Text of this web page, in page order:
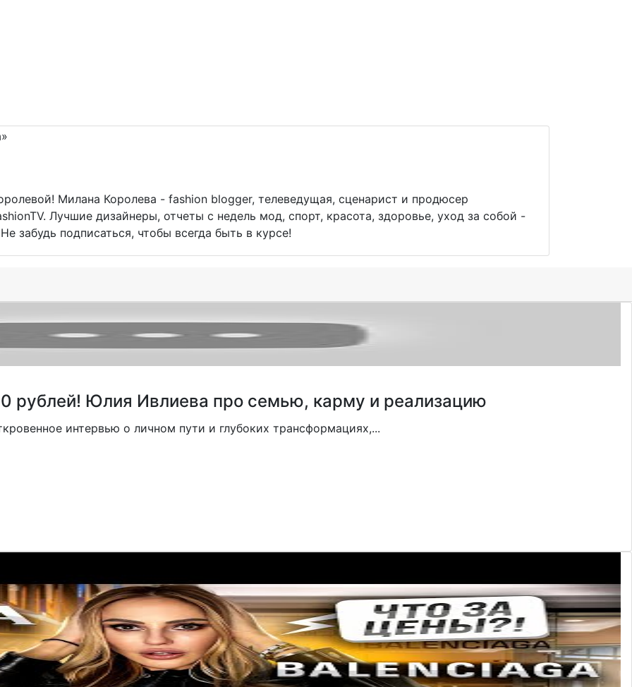
Милана Королева - fashion blogger, телеведущая, сценарист и продюсер
Лучшие дизайнеры, отчеты с недель мод, спорт, красота, здоровье, уход за собой -
забудь подписаться, чтобы всегда быть в курсе!
рублей! Юлия Ивлиева про семью, карму и реализацию
интервью о личном пути и глубоких трансформациях,...